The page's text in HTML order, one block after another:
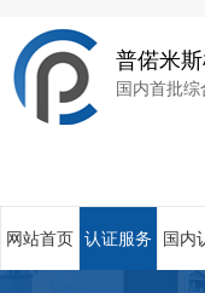
普偌米斯
国内首批
网站首页 认证服务 国内